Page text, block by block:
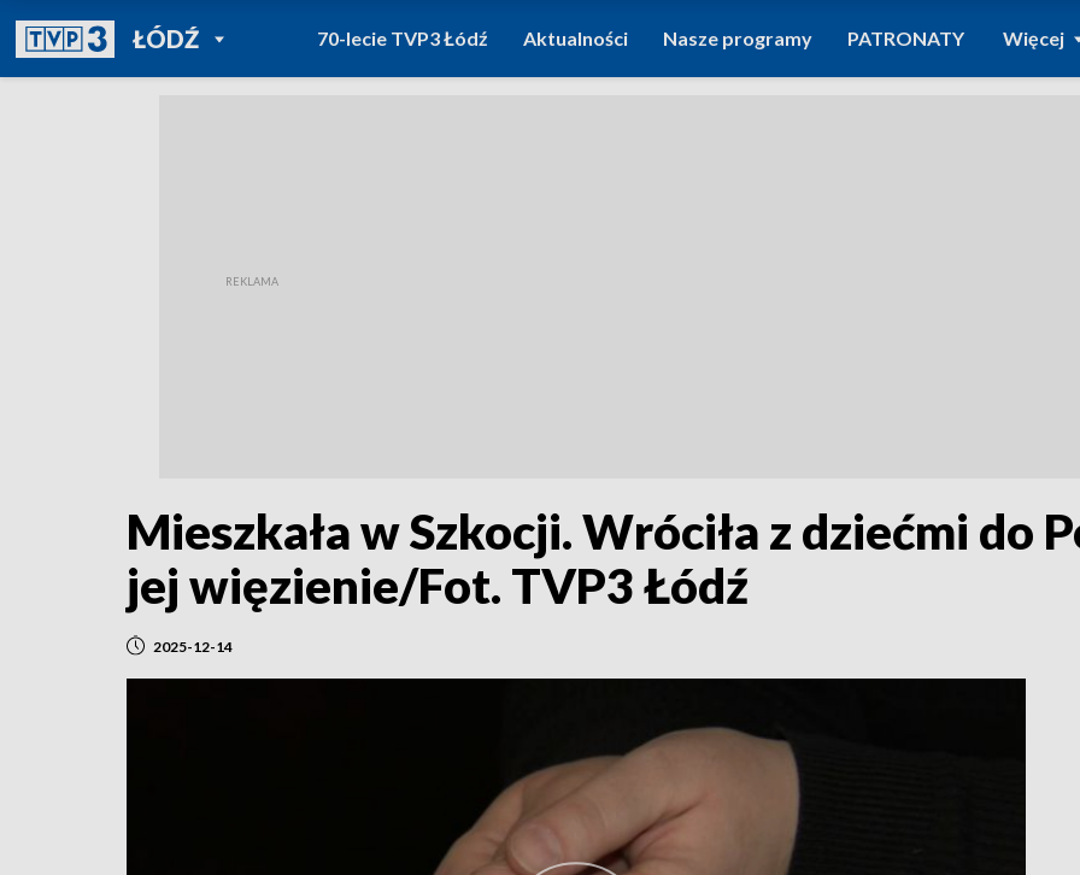
ŁÓDŹPOWRÓT DO
TVP REGIONY
70-lecie TVP3 Łódź Aktualności Nasze programy PATRONATY Więcej
Mieszkała w Szkocji. Wróciła z dziećmi do
jej więzienie/Fot. TVP3 Łódź
2025-12-14